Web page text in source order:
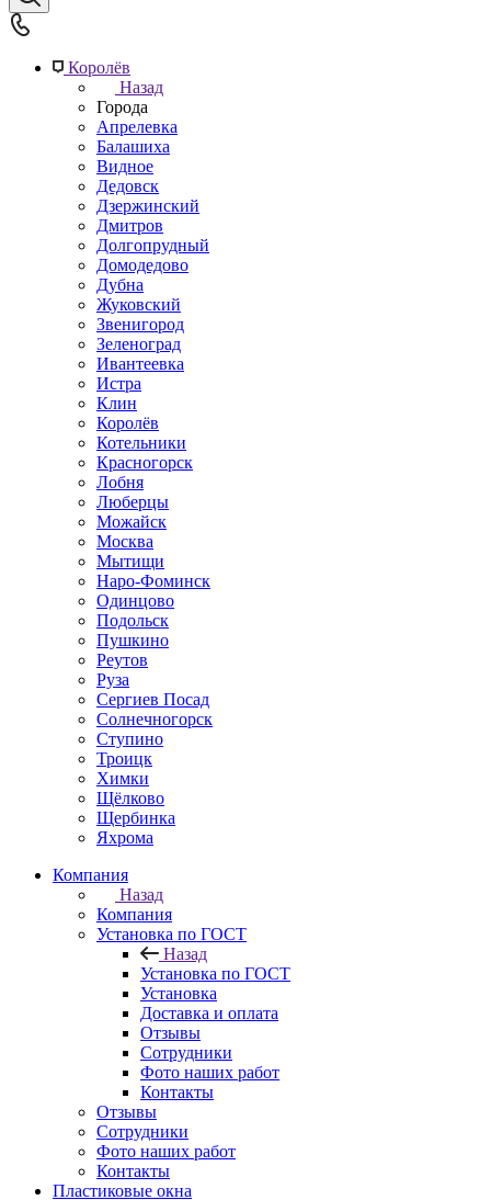
Королёв
Назад
Города
Апрелевка
Балашиха
Видное
Дедовск
Дзержинский
Дмитров
Долгопрудный
Домодедово
Дубна
Жуковский
Звенигород
Зеленоград
Ивантеевка
Истра
Клин
Королёв
Котельники
Красногорск
Лобня
Люберцы
Можайск
Москва
Мытищи
Наро-Фоминск
Одинцово
Подольск
Пушкино
Реутов
Руза
Сергиев Посад
Солнечногорск
Ступино
Троицк
Химки
Щёлково
Щербинка
Яхрома
Компания
Назад
Компания
Установка по ГОСТ
Назад
Установка по ГОСТ
Установка
Доставка и оплата
Отзывы
Сотрудники
Фото наших работ
Контакты
Отзывы
Сотрудники
Фото наших работ
Контакты
Пластиковые окна